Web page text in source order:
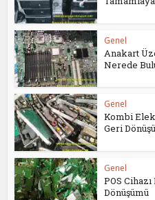
Genel
Anakart
Nerede
Genel
Kombi
Geri
Genel
POS
Dönüşümü